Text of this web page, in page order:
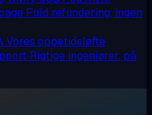
Fuld refundering, ingen
Vores oppetidsløfte
Rigtige ingeniører, på